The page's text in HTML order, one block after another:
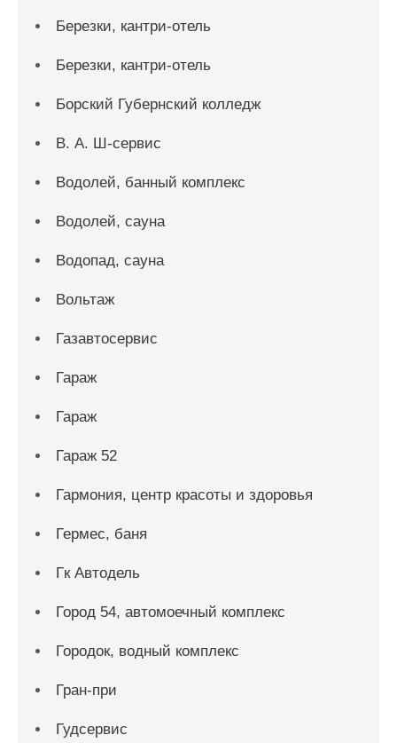
Березки, кантри-отель
Березки, кантри-отель
Борский Губернский колледж
В. А. Ш-сервис
Водолей, банный комплекс
Водолей, сауна
Водопад, сауна
Вольтаж
Газавтосервис
Гараж
Гараж
Гараж 52
Гармония, центр красоты и здоровья
Гермес, баня
Гк Автодель
Город 54, автомоечный комплекс
Городок, водный комплекс
Гран-при
Гудсервис